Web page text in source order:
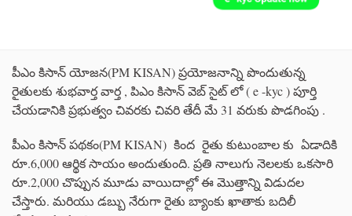
పీఎం కిసాన్ యోజన(PM KISAN) ప్రయోజనాన్ని పొందుతున్న
రైతులకు శుభవార్త వార్త , పిఎం కిసాన్ వెబ్ సైట్ లో ( e -kyc ) పూర్తి
చేయడానికి ప్రభుత్వం చివరకు చివరి తేదీ మే 31 వరుకు పొడగింపు .
పీఎం కిసాన్ పథకం(PM KISAN) కింద రైతు కుటుంబాల కు ఏడాదికి
రూ.6,000 ఆర్థిక సాయం అందుతుంది. ప్రతి నాలుగు నెలలకు ఒకసారి
రూ.2,000 చొప్పున మూడు వాయిదాల్లో ఈ మొత్తాన్ని విడుదల
చేస్తారు. మరియు డబ్బు నేరుగా రైతు బ్యాంకు ఖాతాకు బదిలీ